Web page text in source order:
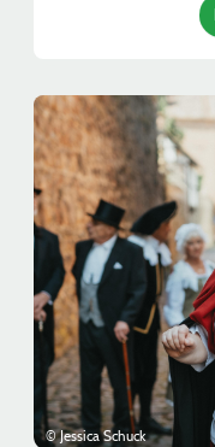
© Jessica Schuck